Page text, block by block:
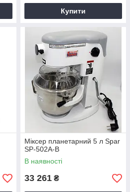
Купити
Міксер планетарний 5 л Spar
SP-502A-B
В наявності
33 261 ₴